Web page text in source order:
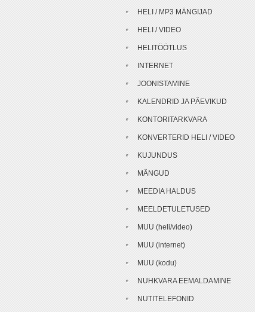
HELI / MP3 MÄNGIJAD
HELI / VIDEO
HELITÖÖTLUS
INTERNET
JOONISTAMINE
KALENDRID JA PÄEVIKUD
KONTORITARKVARA
KONVERTERID HELI / VIDEO
KUJUNDUS
MÄNGUD
MEEDIA HALDUS
MEELDETULETUSED
MUU (heli/video)
MUU (internet)
MUU (kodu)
NUHKVARA EEMALDAMINE
NUTITELEFONID